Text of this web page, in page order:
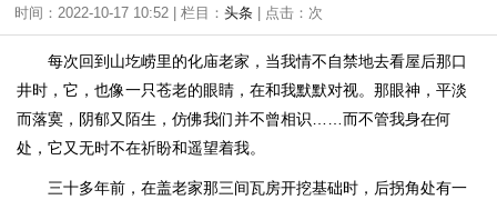
时间：2022-10-17 10:52 | 栏目： 头条 | 点击： 次
每次回到山圪崂里的化庙老家，当我情不自禁地去看屋后那口
井时，它，也像一只苍老的眼睛，在和我默默对视。那眼神，平淡
而落寞，阴郁又陌生，仿佛我们并不曾相识……而不管我身在何
处，它又无时不在祈盼和遥望着我。
三十多年前，在盖老家那三间瓦房开挖基础时，后拐角处有一